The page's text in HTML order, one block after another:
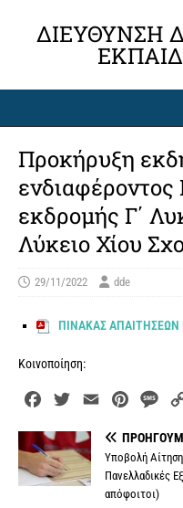
ΔΙΕΎΘΥΝΣΗ
Προκήρυξη
εκδρομής Γ΄
Λύκειο Χίου
29/11/2022 dde
ΠΙΝΑΚΑΣ
Κοινοποίηση:
c
e
b
i
t
t
a
n
t
M
s
s
Υποβολή
Πανελλαδικές
απόφοιτοι)